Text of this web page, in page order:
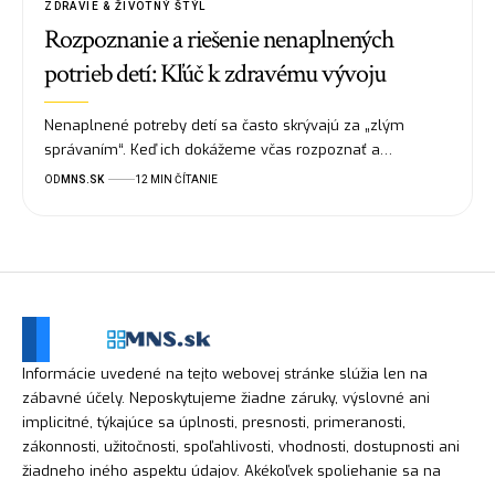
ZDRAVIE & ŽIVOTNÝ ŠTÝL
Rozpoznanie a riešenie nenaplnených
potrieb detí: Kľúč k zdravému vývoju
Nenaplnené potreby detí sa často skrývajú za „zlým
správaním“. Keď ich dokážeme včas rozpoznať a…
OD MNS.SK 12 MIN ČÍTANIE
Informácie uvedené na tejto webovej stránke slúžia len na
zábavné účely. Neposkytujeme žiadne záruky, výslovné ani
implicitné, týkajúce sa úplnosti, presnosti, primeranosti,
zákonnosti, užitočnosti, spoľahlivosti, vhodnosti, dostupnosti ani
žiadneho iného aspektu údajov. Akékoľvek spoliehanie sa na